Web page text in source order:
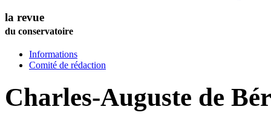
la revue
du conservatoire
Informations
Comité de rédaction
Charles-Auguste de